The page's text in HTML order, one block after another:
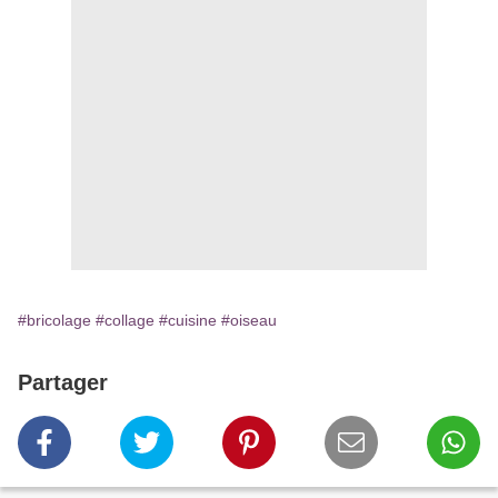
#bricolage #collage #cuisine #oiseau
Partager